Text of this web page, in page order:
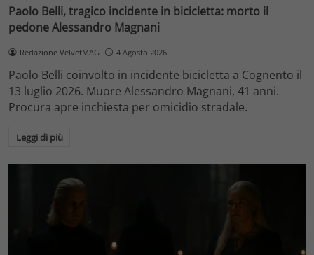
Paolo Belli, tragico incidente in bicicletta: morto il
pedone Alessandro Magnani
Redazione VelvetMAG 4 Agosto 2026
Paolo Belli coinvolto in incidente bicicletta a Cognento il
13 luglio 2026. Muore Alessandro Magnani, 41 anni.
Procura apre inchiesta per omicidio stradale.
Leggi di più